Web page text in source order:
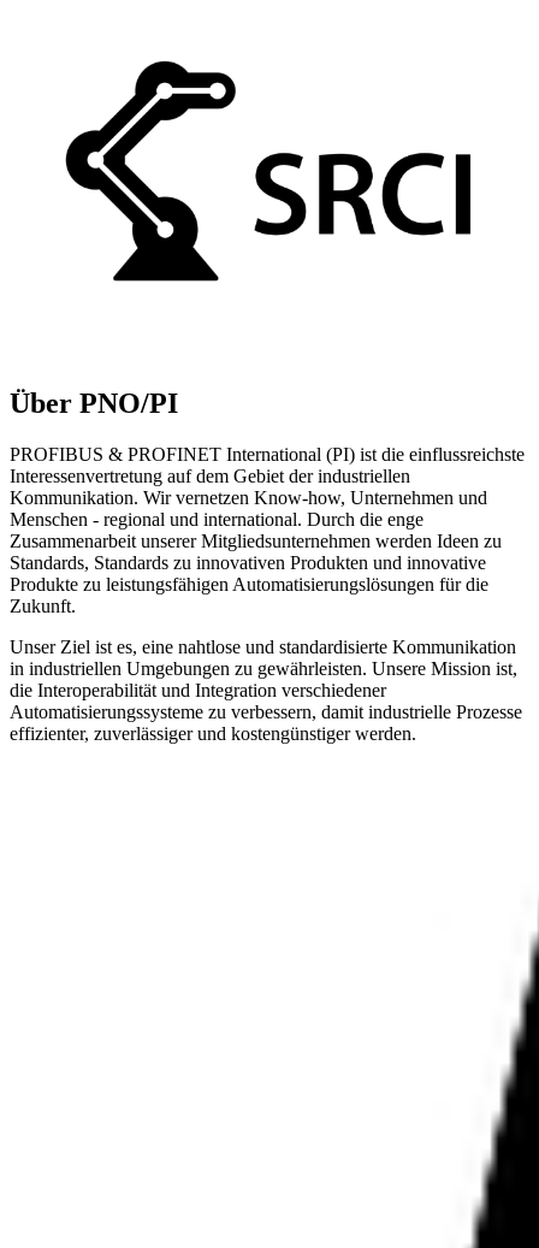
Über PNO/PI
PROFIBUS & PROFINET International (PI) ist die einflussreichste
Interessenvertretung auf dem Gebiet der industriellen
Kommunikation. Wir vernetzen Know-how, Unternehmen und
Menschen - regional und international. Durch die enge
Zusammenarbeit unserer Mitgliedsunternehmen werden Ideen zu
Standards, Standards zu innovativen Produkten und innovative
Produkte zu leistungsfähigen Automatisierungslösungen für die
Zukunft.
Unser Ziel ist es, eine nahtlose und standardisierte Kommunikation
in industriellen Umgebungen zu gewährleisten. Unsere Mission ist,
die Interoperabilität und Integration verschiedener
Automatisierungssysteme zu verbessern, damit industrielle Prozesse
effizienter, zuverlässiger und kostengünstiger werden.